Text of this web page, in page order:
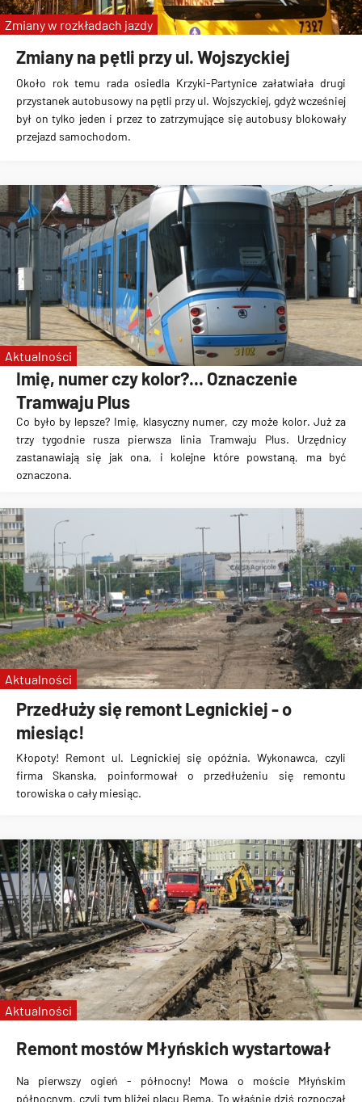
Zmiany na pętli przy ul. Wojszyckiej
Około rok temu rada osiedla Krzyki-Partynice załatwiała drugi
przystanek autobusowy na pętli przy ul. Wojszyckiej, gdyż wcześniej
był on tylko jeden i przez to zatrzymujące się autobusy blokowały
przejazd samochodom.
Zmiany w rozkładach jazdy
Imię, numer czy kolor?... Oznaczenie
Tramwaju Plus
Co było by lepsze? Imię, klasyczny numer, czy może kolor. Już za
trzy tygodnie rusza pierwsza linia Tramwaju Plus. Urzędnicy
zastanawiają się jak ona, i kolejne które powstaną, ma być
oznaczona.
Aktualności
Przedłuży się remont Legnickiej - o
miesiąc!
Kłopoty! Remont ul. Legnickiej się opóźnia. Wykonawca, czyli
firma Skanska, poinformował o przedłużeniu się remontu
torowiska o cały miesiąc.
Aktualności
Remont mostów Młyńskich wystartował
Na pierwszy ogień - północny! Mowa o moście Młyńskim
północnym, czyli tym bliżej placu Bema. To właśnie dziś rozpoczął
Aktualności